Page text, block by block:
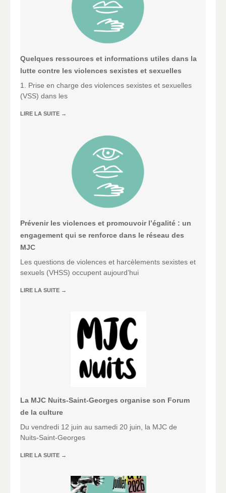
Quelques ressources et informations utiles dans la
lutte contre les violences sexistes et sexuelles
1. Prise en charge des violences sexistes et sexuelles
(VSS) dans les
LIRE LA SUITE →
Prévenir les violences et promouvoir l’égalité : un
engagement qui se renforce dans le réseau des
MJC
Les questions de violences et harcèlements sexistes et
sexuels (VHSS) occupent aujourd’hui
LIRE LA SUITE →
La MJC Nuits-Saint-Georges organise son Forum
de la culture
Du vendredi 12 juin au samedi 20 juin, la MJC de
Nuits-Saint-Georges
LIRE LA SUITE →